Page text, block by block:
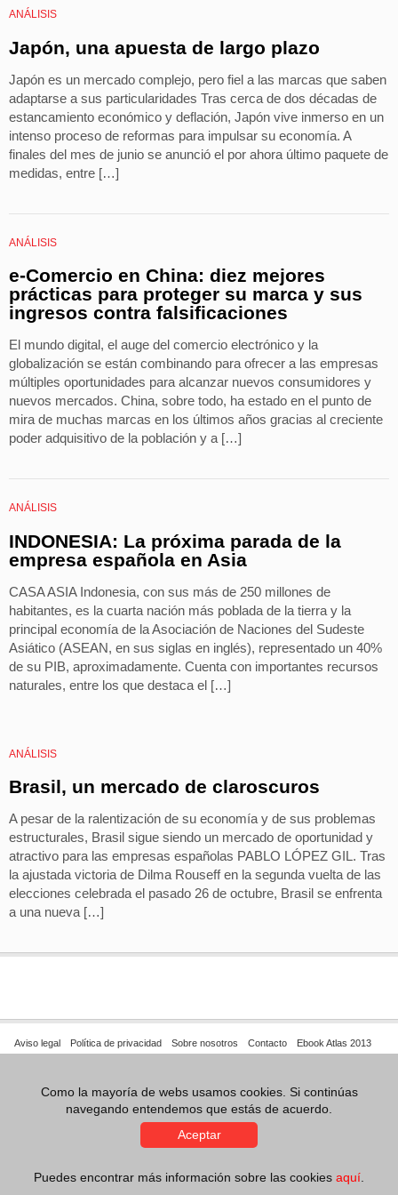
Como la mayoría de webs usamos cookies. Si continúas
navegando entendemos que estás de acuerdo.
Aceptar
Puedes encontrar más información sobre las cookies aquí
ANÁLISIS
Japón, una apuesta de largo plazo
Japón es un mercado complejo, pero fiel a las marcas que saben
adaptarse a sus particularidades Tras cerca de dos décadas de
estancamiento económico y deflación, Japón vive inmerso en un
intenso proceso de reformas para impulsar su economía. A
finales del mes de junio se anunció el por ahora último paquete de
medidas, entre […]
ANÁLISIS
e-Comercio en China: diez mejores
prácticas para proteger su marca y sus
ingresos contra falsificaciones
El mundo digital, el auge del comercio electrónico y la
globalización se están combinando para ofrecer a las empresas
múltiples oportunidades para alcanzar nuevos consumidores y
nuevos mercados. China, sobre todo, ha estado en el punto de
mira de muchas marcas en los últimos años gracias al creciente
poder adquisitivo de la población y a […]
ANÁLISIS
INDONESIA: La próxima parada de la
empresa española en Asia
CASA ASIA Indonesia, con sus más de 250 millones de
habitantes, es la cuarta nación más poblada de la tierra y la
principal economía de la Asociación de Naciones del Sudeste
Asiático (ASEAN, en sus siglas en inglés), representado un 40%
de su PIB, aproximadamente. Cuenta con importantes recursos
naturales, entre los que destaca el […]
ANÁLISIS
Brasil, un mercado de claroscuros
A pesar de la ralentización de su economía y de sus problemas
estructurales, Brasil sigue siendo un mercado de oportunidad y
atractivo para las empresas españolas PABLO LÓPEZ GIL. Tras
la ajustada victoria de Dilma Rouseff en la segunda vuelta de las
elecciones celebrada el pasado 26 de octubre, Brasil se enfrenta
a una nueva […]
Aviso legal Política de privacidad Sobre nosotros Contacto Ebook Atlas 2013
Foro de Marcas Renombradas Españolas